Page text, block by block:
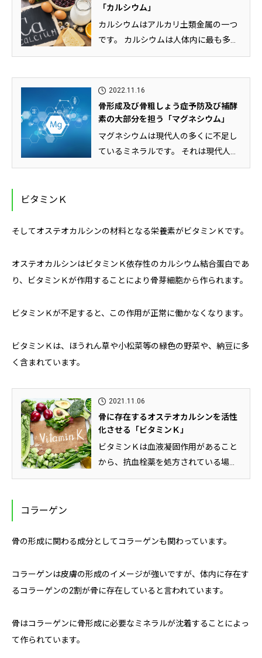
「カルシウム」
カルシウムはアルカリ土類金属の一つ
です。 カルシウムは人体内に最も多く
存在するミネラルであり、体重の...
2022.11.16
骨形成及び骨粗しょう症予防及び補酵
素の大部分を担う「マグネシウム」
マグネシウムは現代人の多くに不足し
ているミネラルです。 それは現代人に
不足しがちなある食品群にマグネ...
ビタミンＫ
そしてオステオカルシンの材料となる栄養素がビタミンＫです。
オステオカルシンはビタミンＫ依存性のカルシウム結合蛋白であ
り、ビタミンＫが作用することにより骨芽細胞から作られます。
ビタミンＫが不足すると、この作用が正常に働かなくなります。
ビタミンＫは、ほうれん草や小松菜等の緑色の野菜や、納豆に多
く含まれています。
2021.11.06
骨に存在するオステオカルシンを活性
化させる「ビタミンＫ」
ビタミンＫは血液凝固作用があること
から、抗血栓薬を処方されている場合
は制限の指示を受けることがありま...
コラーゲン
骨の形成に関わる成分としてコラーゲンも関わっています。
コラーゲンは皮膚の形成のイメージが強いですが、体内に存在す
るコラーゲンの2割が骨に存在していると言われています。
骨はコラーゲンに骨形成に必要なミネラルが沈着することによっ
て作られています。